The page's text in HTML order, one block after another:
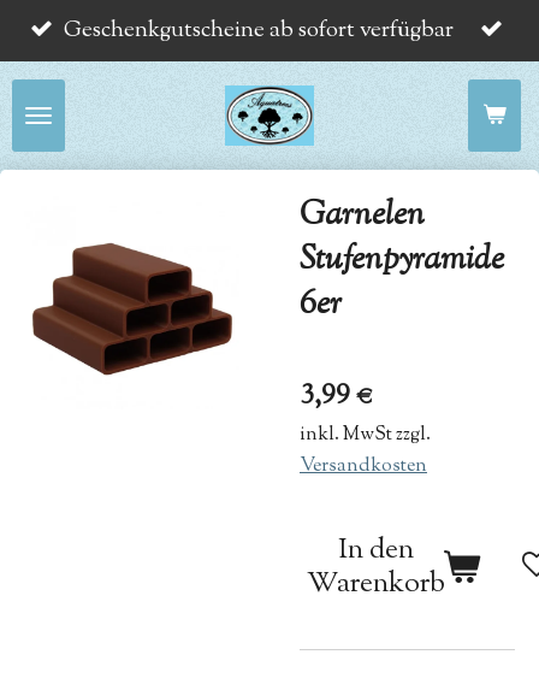
Zum
Hauptinhalt
springen
Geschenkgutscheine ab sofort verfügbar
Garnelen
Stufenpyramide
6er
3,99 €
inkl. MwSt zzgl.
Versandkosten
In den
Warenkorb